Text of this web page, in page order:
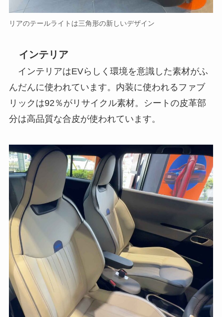
リアのテールライトは三角形の新しいデザイン
インテリア
インテリアはEVらしく環境を意識した素材がふ
んだんに使われています。内装に使われるファブ
リックは92％がリサイクル素材。シートの皮革部
分は高品質な合皮が使われています。